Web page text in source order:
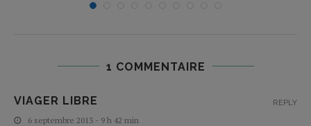
1 COMMENTAIRE
VIAGER LIBRE
6 septembre 2013 - 9 h 42 min
REPLY